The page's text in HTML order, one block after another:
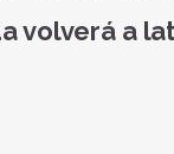
volverá a